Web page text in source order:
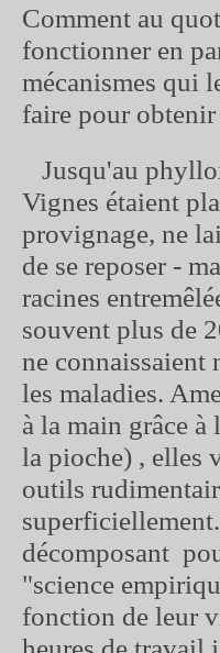
Comment au
fonctionner en
mécanismes qui
faire pour
Jusqu'au
Vignes étaient
provignage, ne
de se reposer -
racines
souvent plus de
ne connaissaient
les maladies.
à la main grâce
la pioche) , elles
outils
décomposant
"science
fonction de leur